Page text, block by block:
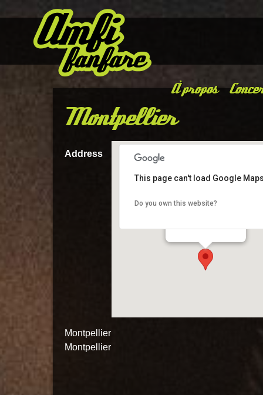
À propos
Montpellier
This page can't load Google
Do you own this website?
Address
Montpellier
Montpellier